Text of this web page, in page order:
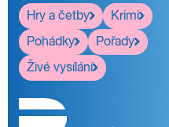
Hry a četby
Krimi
Pohádky
Pořady
Živé vysílání